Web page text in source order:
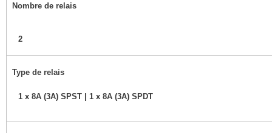
Nombre de relais
2
Type de relais
1 x 8A (3A) SPST | 1 x 8A (3A) SPDT